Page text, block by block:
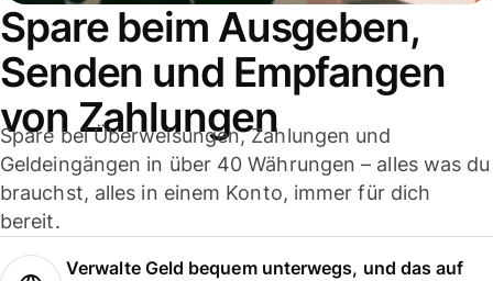
Spare beim Ausgeben,
Senden und Empfangen
von Zahlungen
Spare bei Überweisungen, Zahlungen und
Geldeingängen in über 40 Währungen – alles was du
brauchst, alles in einem Konto, immer für dich
bereit.
Verwalte Geld bequem unterwegs, und das auf